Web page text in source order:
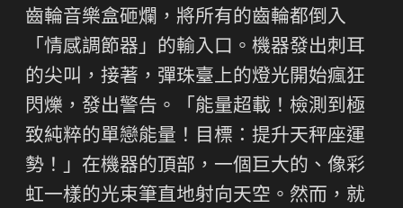
齒輪音樂盒砸爛，將所有的齒輪都倒入
「情感調節器」的輸入口。機器發出刺耳
的尖叫，接著，彈珠臺上的燈光開始瘋狂
閃爍，發出警告。「能量超載！檢測到極
致純粹的單戀能量！目標：提升天秤座運
勢！」在機器的頂部，一個巨大的、像彩
虹一樣的光束筆直地射向天空。然而，就